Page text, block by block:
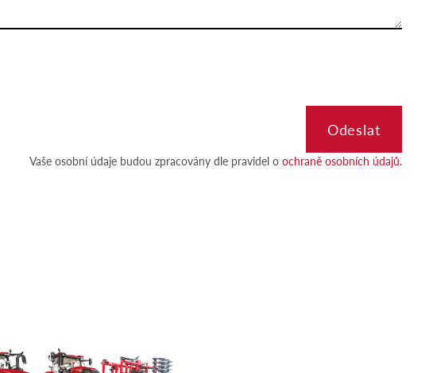
Vaše osobní údaje budou zpracovány dle pravidel o ochraně osobních údajů.